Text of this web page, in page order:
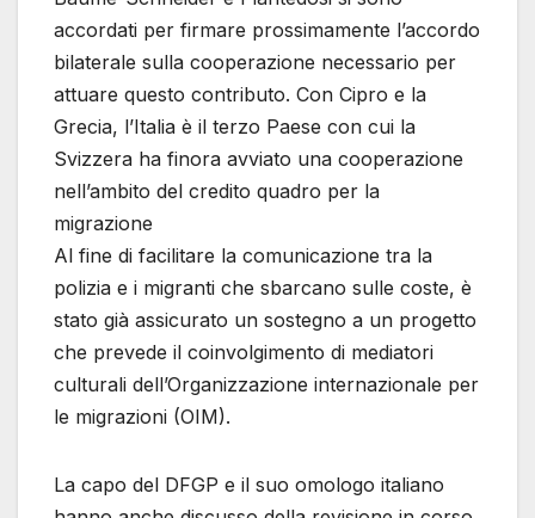
accordati per firmare prossimamente l’accordo
bilaterale sulla cooperazione necessario per
attuare questo contributo. Con Cipro e la
Grecia, l’Italia è il terzo Paese con cui la
Svizzera ha finora avviato una cooperazione
nell’ambito del credito quadro per la
migrazione
Al fine di facilitare la comunicazione tra la
polizia e i migranti che sbarcano sulle coste, è
stato già assicurato un sostegno a un progetto
che prevede il coinvolgimento di mediatori
culturali dell’Organizzazione internazionale per
le migrazioni (OIM).
La capo del DFGP e il suo omologo italiano